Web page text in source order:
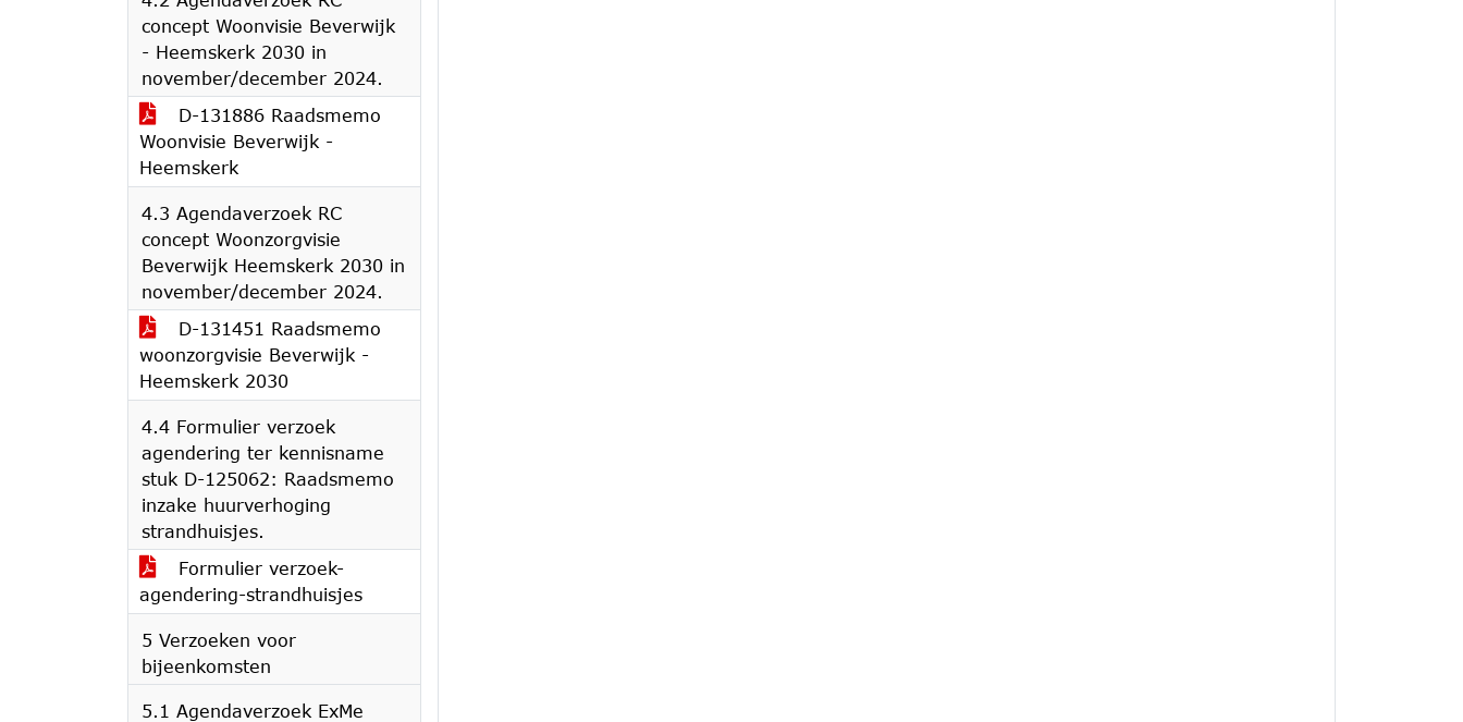
concept Woonvisie Beverwijk
- Heemskerk 2030 in
november/december 2024.
D-131886 Raadsmemo
Woonvisie Beverwijk -
Heemskerk
4.3 Agendaverzoek RC
concept Woonzorgvisie
Beverwijk Heemskerk 2030 in
november/december 2024.
D-131451 Raadsmemo
woonzorgvisie Beverwijk -
Heemskerk 2030
4.4 Formulier verzoek
agendering ter kennisname
stuk D-125062: Raadsmemo
inzake huurverhoging
strandhuisjes.
Formulier verzoek-
agendering-strandhuisjes
5 Verzoeken voor
bijeenkomsten
5.1 Agendaverzoek ExMe